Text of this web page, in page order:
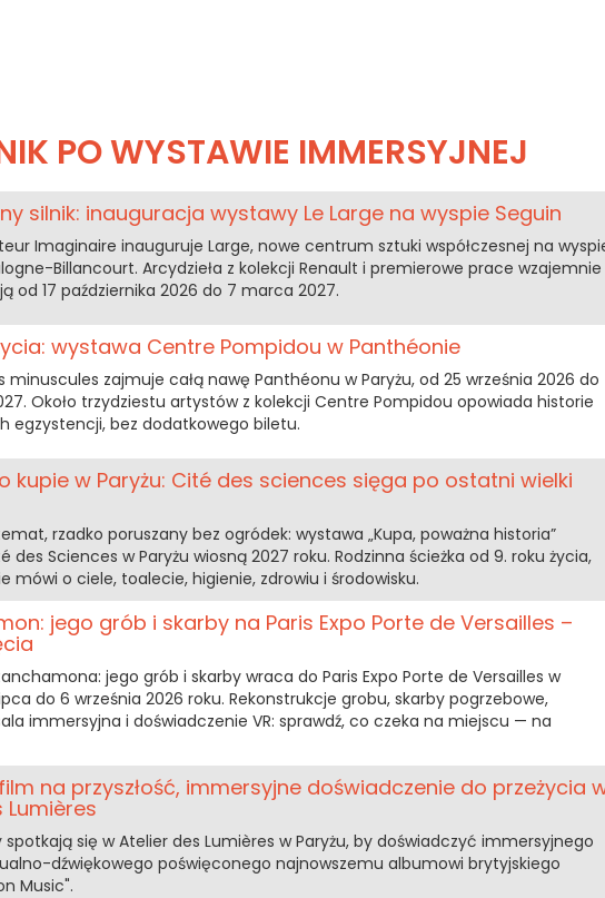
PO WYSTAWIE IMMERSYJNEJ
silnik: inauguracja wystawy Le Large na wyspie Seguin
Imaginaire inauguruje Large, nowe centrum sztuki współczesnej na
Billancourt. Arcydzieła z kolekcji Renault i premierowe prace wzajemnie
od 17 października 2026 do 7 marca 2027.
wystawa Centre Pompidou w Panthéonie
minuscules zajmuje całą nawę Panthéonu w Paryżu, od 25 września 2026 do
Około trzydziestu artystów z kolekcji Centre Pompidou opowiada historie
egzystencji, bez dodatkowego biletu.
kupie w Paryżu: Cité des sciences sięga po ostatni wielki
rzadko poruszany bez ogródek: wystawa „Kupa, poważna historia”
des Sciences w Paryżu wiosną 2027 roku. Rodzinna ścieżka od 9. roku życia,
mówi o ciele, toalecie, higienie, zdrowiu i środowisku.
jego grób i skarby na Paris Expo Porte de Versailles –
jego grób i skarby wraca do Paris Expo Porte de Versailles w
do 6 września 2026 roku. Rekonstrukcje grobu, skarby pogrzebowe,
immersyjna i doświadczenie VR: sprawdź, co czeka na miejscu — na
na przyszłość, immersyjne doświadczenie do przeżycia
Lumières
spotkają się w Atelier des Lumières w Paryżu, by doświadczyć immersyjnego
dźwiękowego poświęconego najnowszemu albumowi brytyjskiego
Music".